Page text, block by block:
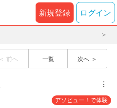
新規登録 ログイン
前へ 一覧 次へ
︙
アソビュー！で体験